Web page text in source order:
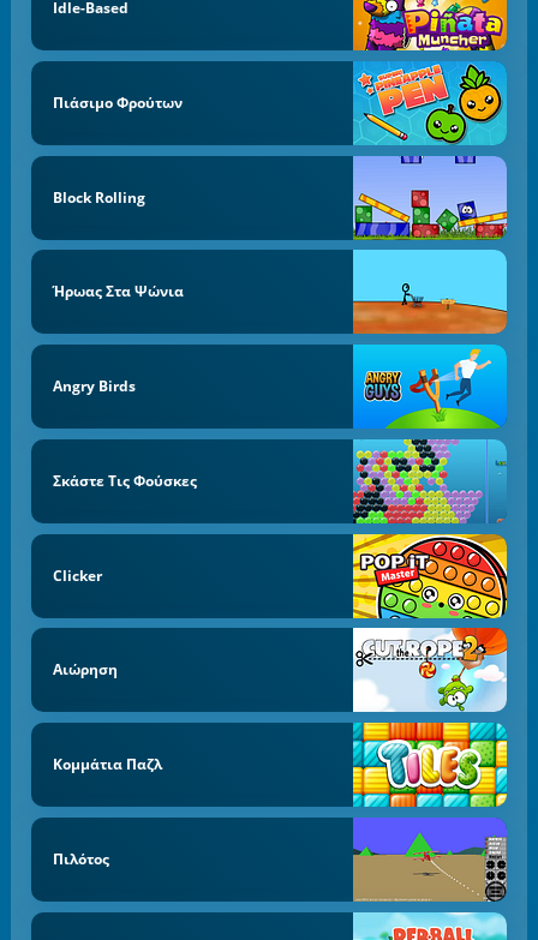
Idle-Based
Πιάσιμο Φρούτων
Block Rolling
Ήρωας Στα Ψώνια
Angry Birds
Σκάστε Τις Φούσκες
Clicker
Αιώρηση
Κομμάτια Παζλ
Πιλότος